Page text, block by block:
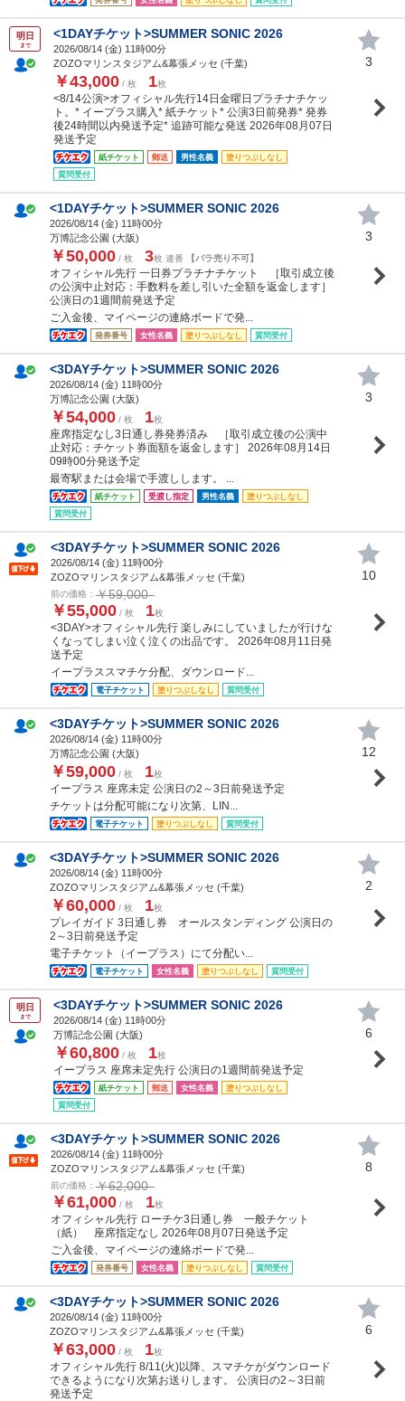
明日
まで
<1DAYチケット>SUMMER SONIC 2026
2026/08/14 (金) 11時00分
ZOZOマリンスタジアム&幕張メッセ (千葉)
￥43,000 / 枚 1枚
<8/14公演>オフィシャル先行14日金曜日プラチナチケッ
ト。* イープラス購入* 紙チケット* 公演3日前発券* 発券
後24時間以内発送予定* 追跡可能な発送 2026年08月07日
発送予定
紙チケット 郵送 男性名義
塗りつぶしなし
質問受付
3
<1DAYチケット>SUMMER SONIC 2026
2026/08/14 (金) 11時00分
万博記念公園 (大阪)
￥50,000 / 枚 3枚 連番 【バラ売り不可】
オフィシャル先行 一日券プラチナチケット ［取引成立後
の公演中止対応：手数料を差し引いた全額を返金します］
公演日の1週間前発送予定
ご入金後、マイページの連絡ボードで発...
発券番号 女性名義 塗りつぶしなし 質問受付
3
<3DAYチケット>SUMMER SONIC 2026
2026/08/14 (金) 11時00分
万博記念公園 (大阪)
￥54,000 / 枚 1枚
座席指定なし3日通し券発券済み ［取引成立後の公演中
止対応：チケット券面額を返金します］ 2026年08月14日
09時00分発送予定
最寄駅または会場で手渡しします。 ...
紙チケット 受渡し指定 男性名義
塗りつぶしなし
質問受付
3
<3DAYチケット>SUMMER SONIC 2026
2026/08/14 (金) 11時00分
ZOZOマリンスタジアム&幕張メッセ (千葉)
前の価格： ￥59,000
￥55,000 / 枚 1枚
<3DAY>オフィシャル先行 楽しみにしていましたが行けな
くなってしまい泣く泣くの出品です。 2026年08月11日発
送予定
イープラススマチケ分配、ダウンロード...
電子チケット 塗りつぶしなし 質問受付
10
<3DAYチケット>SUMMER SONIC 2026
2026/08/14 (金) 11時00分
万博記念公園 (大阪)
￥59,000 / 枚 1枚
イープラス 座席未定 公演日の2～3日前発送予定
チケットは分配可能になり次第、LIN...
電子チケット 塗りつぶしなし 質問受付
12
<3DAYチケット>SUMMER SONIC 2026
2026/08/14 (金) 11時00分
ZOZOマリンスタジアム&幕張メッセ (千葉)
￥60,000 / 枚 1枚
プレイガイド 3日通し券 オールスタンディング 公演日の
2～3日前発送予定
電子チケット（イープラス）にて分配い...
電子チケット 女性名義 塗りつぶしなし 質問受付
2
明日
まで
<3DAYチケット>SUMMER SONIC 2026
2026/08/14 (金) 11時00分
万博記念公園 (大阪)
￥60,800 / 枚 1枚
イープラス 座席未定先行 公演日の1週間前発送予定
紙チケット 郵送 女性名義
塗りつぶしなし
質問受付
6
<3DAYチケット>SUMMER SONIC 2026
2026/08/14 (金) 11時00分
ZOZOマリンスタジアム&幕張メッセ (千葉)
前の価格： ￥62,000
￥61,000 / 枚 1枚
オフィシャル先行 ローチケ3日通し券 一般チケット
（紙） 座席指定なし 2026年08月07日発送予定
ご入金後、マイページの連絡ボードで発...
発券番号 女性名義 塗りつぶしなし 質問受付
8
<3DAYチケット>SUMMER SONIC 2026
2026/08/14 (金) 11時00分
ZOZOマリンスタジアム&幕張メッセ (千葉)
￥63,000 / 枚 1枚
オフィシャル先行 8/11(火)以降、スマチケがダウンロード
できるようになり次第お送りします。 公演日の2～3日前
発送予定
6